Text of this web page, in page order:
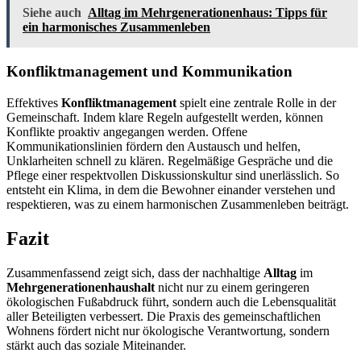
Siehe auch Alltag im Mehrgenerationenhaus: Tipps für
ein harmonisches Zusammenleben
Konfliktmanagement und Kommunikation
Effektives Konfliktmanagement spielt eine zentrale Rolle in der
Gemeinschaft. Indem klare Regeln aufgestellt werden, können
Konflikte proaktiv angegangen werden. Offene
Kommunikationslinien fördern den Austausch und helfen,
Unklarheiten schnell zu klären. Regelmäßige Gespräche und die
Pflege einer respektvollen Diskussionskultur sind unerlässlich. So
entsteht ein Klima, in dem die Bewohner einander verstehen und
respektieren, was zu einem harmonischen Zusammenleben beiträgt.
Fazit
Zusammenfassend zeigt sich, dass der nachhaltige Alltag im
Mehrgenerationenhaushalt nicht nur zu einem geringeren
ökologischen Fußabdruck führt, sondern auch die Lebensqualität
aller Beteiligten verbessert. Die Praxis des gemeinschaftlichen
Wohnens fördert nicht nur ökologische Verantwortung, sondern
stärkt auch das soziale Miteinander.